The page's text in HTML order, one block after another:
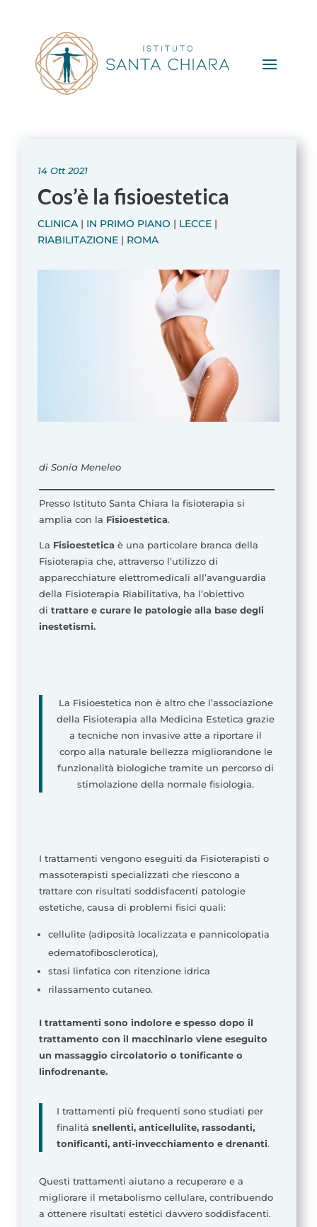
14 Ott 2021
Cos’è la fisioestetica
CLINICA| IN PRIMO PIANO | LECCE|
RIABILITAZIONE| ROMA
di Sonia Meneleo
Presso Istituto Santa Chiara la fisioterapia si
amplia con la Fisioestetica.
La Fisioestetica è una particolare branca della
Fisioterapia che, attraverso l’utilizzo di
apparecchiature elettromedicali all’avanguardia
della Fisioterapia Riabilitativa, ha l’obiettivo
di trattare e curare le patologie alla base degli
inestetismi.
La Fisioestetica non è altro che l’associazione
della Fisioterapia alla Medicina Estetica grazie
a tecniche non invasive atte a riportare il
corpo alla naturale bellezza migliorandone le
funzionalità biologiche tramite un percorso di
stimolazione della normale fisiologia.
I trattamenti vengono eseguiti da Fisioterapisti o
massoterapisti specializzati che riescono a
trattare con risultati soddisfacenti patologie
estetiche, causa di problemi fisici quali:
cellulite (adiposità localizzata e pannicolopatia
edematofibosclerotica),
stasi linfatica con ritenzione idrica
rilassamento cutaneo.
I trattamenti sono indolore e spesso dopo il
trattamento con il macchinario viene eseguito
un massaggio circolatorio o tonificante o
linfodrenante.
I trattamenti più frequenti sono studiati per
finalità snellenti, anticellulite, rassodanti,
tonificanti, anti-invecchiamento e drenanti.
Questi trattamenti aiutano a recuperare e a
migliorare il metabolismo cellulare, contribuendo
a ottenere risultati estetici davvero soddisfacenti.